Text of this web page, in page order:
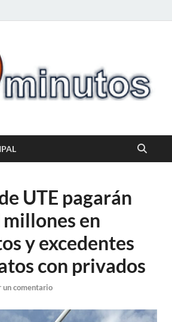
UTE pagarán
en
y excedentes
con privados
un comentario